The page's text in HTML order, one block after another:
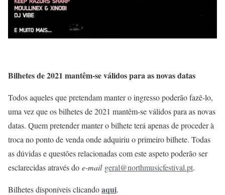
Bilhetes de 2021 mantêm-se válidos para as novas datas
Todos aqueles que pretendam manter o ingresso poderão fazê-lo,
uma vez que os bilhetes de 2021 mantêm-se válidos para as novas
datas. Quem pretender manter o bilhete terá apenas de proceder à
troca no ponto de venda onde adquiriu o primeiro bilhete. Todas
as dúvidas e questões relacionadas com este aspeto poderão ser
esclarecidas através do e-mail geral@northmusicfestival.pt.
Bilhetes disponíveis clicandoaqui.